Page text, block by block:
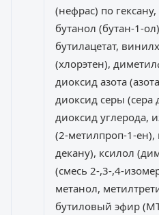
(нефрас) по
бутанол (бутан-1-
бутилацетат,
(хлорэтен),
диоксид азота
диоксид серы (сера
диоксид углерода,
(2-метилпроп-1-ен),
декану), ксилол
(смесь 2-,3-,4-
метанол,
бутиловый эфир